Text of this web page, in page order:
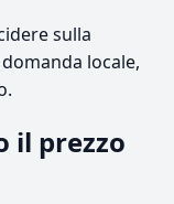
sulla
locale,
il prezzo